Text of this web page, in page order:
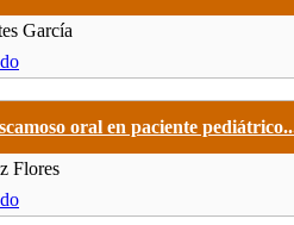
García
oral en paciente
Flores